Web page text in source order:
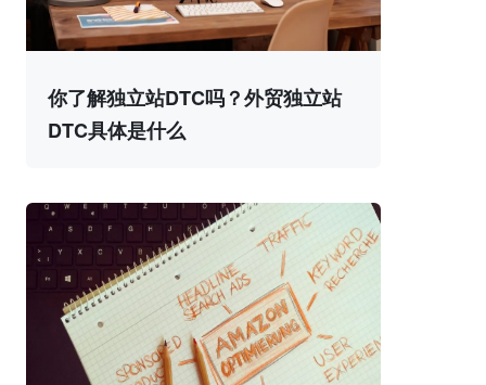
你了解独立站DTC吗？外贸独立站
DTC具体是什么